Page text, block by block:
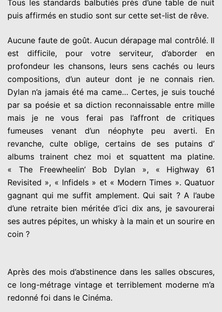
Tous les standards balbutiés près d’une table de nuit
puis affirmés en studio sont sur cette set-list de rêve.
Aucune faute de goût. Aucun dérapage mal contrôlé. Il
est difficile, pour votre serviteur, d’aborder en
profondeur les chansons, leurs sens cachés ou leurs
compositions, d’un auteur dont je ne connais rien.
Dylan n’a jamais été ma came… Certes, je suis touché
par sa poésie et sa diction reconnaissable entre mille
mais je ne vous ferai pas l’affront de critiques
fumeuses venant d’un néophyte peu averti. En
revanche, culte oblige, certains de ses putains d’
albums trainent chez moi et squattent ma platine.
« The Freewheelin’ Bob Dylan », « Highway 61
Revisited », « Infidels » et « Modern Times ». Quatuor
gagnant qui me suffit amplement. Qui sait ? A l’aube
d’une retraite bien méritée d’ici dix ans, je savourerai
ses autres pépites, un whisky à la main et un sourire en
coin ?
Après des mois d’abstinence dans les salles obscures,
ce long-métrage vintage et terriblement moderne m’a
redonné foi dans le Cinéma.